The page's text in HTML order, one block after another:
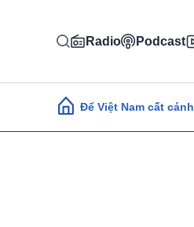
Radio Podcast
Main navigation
Để Việt Nam cất cánh